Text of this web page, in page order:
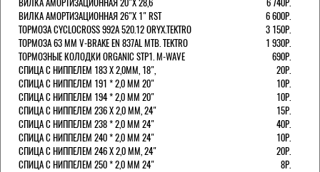
ВИЛКА АМОРТИЗАЦИОННАЯ 26"Х 1" RST
6 600Р.
ТОРМОЗА CYCLOCROSS 992А 520.12 ORYX.TEKTRO
3 150Р.
ТОРМОЗА 63 ММ V-BRAKE EN 837AL MTB. TEKTRO
1 930Р.
ТОРМОЗНЫЕ КОЛОДКИ ORGANIC STP1. M-WAVE
690Р.
СПИЦА С НИППЕЛЕМ 183 Х 2,0ММ, 18",
20Р.
СПИЦА С НИППЕЛЕМ 191 * 2,0 ММ 20"
10Р.
СПИЦА С НИППЕЛЕМ 194 * 2,0 ММ 20"
10Р.
СПИЦА С НИППЕЛЕМ 236 Х 2,0 ММ, 24"
15Р.
СПИЦА С НИППЕЛЕМ 238 * 2,0 ММ 24"
40Р.
СПИЦА С НИППЕЛЕМ 240 * 2,0 ММ 24"
10Р.
СПИЦА С НИППЕЛЕМ 246 Х 2,0 ММ, 24"
20Р.
СПИЦА С НИППЕЛЕМ 250 * 2,0 ММ 24"
8Р.